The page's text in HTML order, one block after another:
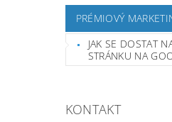
PRÉMIOVÝ
JAK SE DOSTAT
STRÁNKU NA
KONTAKT